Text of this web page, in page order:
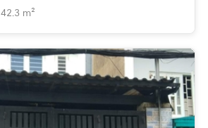
42.3 m²